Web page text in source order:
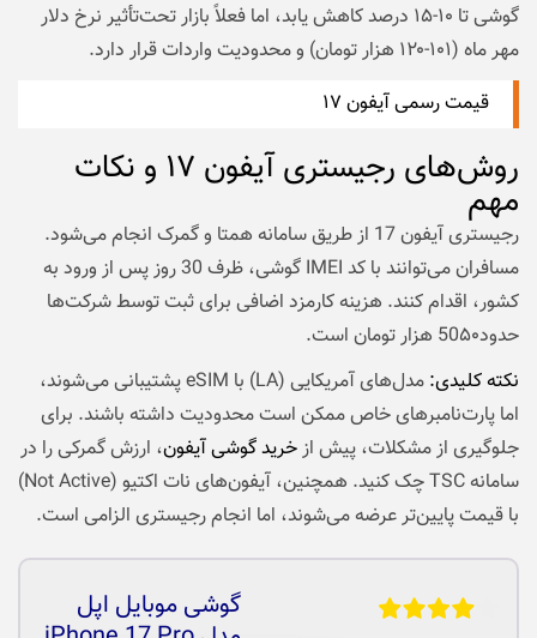
گوشی تا ۱۰-۱۵ درصد کاهش یابد، اما فعلاً بازار تحت‌تأثیر نرخ دلار
مهر ماه (۱۰۱-۱۲۰ هزار تومان) و محدودیت واردات قرار دارد.
قیمت رسمی آیفون ۱۷
روش‌های رجیستری آیفون ۱۷ و نکات
مهم
رجیستری آیفون 17 از طریق سامانه همتا و گمرک انجام می‌شود.
مسافران می‌توانند با کد IMEI گوشی، ظرف 30 روز پس از ورود به
کشور، اقدام کنند. هزینه کارمزد اضافی برای ثبت توسط شرکت‌ها
حدود50۵۰ هزار تومان است.
نکته کلیدی:
مدل‌های آمریکایی (LA) با eSIM پشتیبانی می‌شوند،
اما پارت‌نامبرهای خاص ممکن است محدودیت داشته باشند. برای
جلوگیری از مشکلات، پیش ازخرید گوشی آیفون، ارزش گمرکی را در
سامانه TSC چک کنید. همچنین، آیفون‌های نات اکتیو (Not Active)
با قیمت پایین‌تر عرضه می‌شوند، اما انجام رجیستری الزامی است.
گوشی موبایل اپل